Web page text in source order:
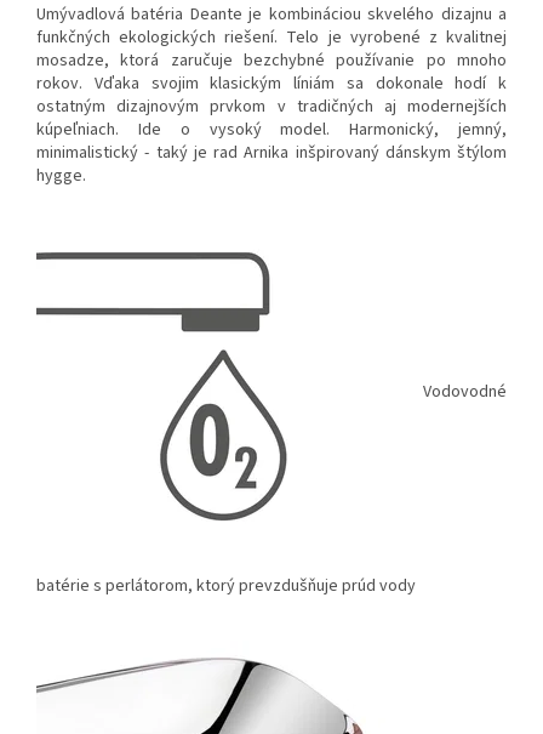
Umývadlová batéria Deante je kombináciou skvelého dizajnu a
funkčných ekologických riešení. Telo je vyrobené z kvalitnej
mosadze, ktorá zaručuje bezchybné používanie po mnoho
rokov. Vďaka svojim klasickým líniám sa dokonale hodí k
ostatným dizajnovým prvkom v tradičných aj modernejších
kúpeľniach. Ide o vysoký model. Harmonický, jemný,
minimalistický - taký je rad Arnika inšpirovaný dánskym štýlom
hygge.
Vodovodné
batérie s perlátorom, ktorý prevzdušňuje prúd vody